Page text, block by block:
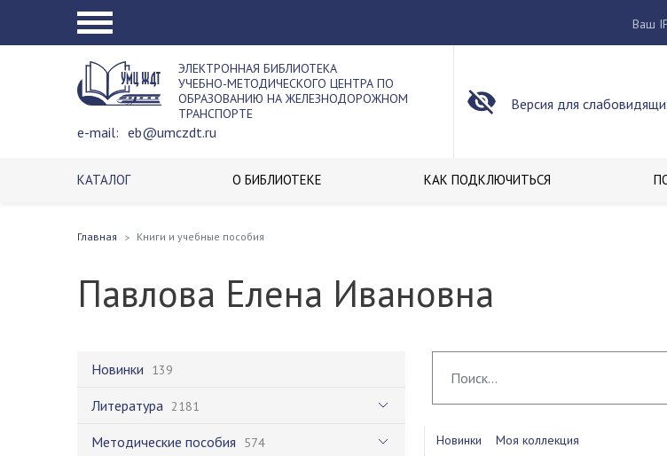
Ваш
ЭЛЕКТРОННАЯ БИБЛИОТЕКА
УЧЕБНО-МЕТОДИЧЕСКОГО ЦЕНТРА ПО
ОБРАЗОВАНИЮ НА ЖЕЛЕЗНОДОРОЖНОМ
ТРАНСПОРТЕ
e-mail: eb@umczdt.ru
Версия для
КАТАЛОГ О БИБЛИОТЕКЕ КАК ПОДКЛЮЧИТЬСЯ
Главная Книги и учебные пособия
Павлова Елена Ивановна
Новинки 139
Литература 2181
Методические пособия 574 Новинки Моя коллекция